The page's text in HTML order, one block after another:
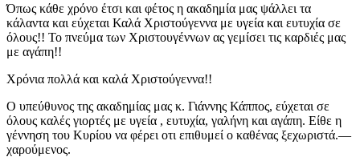
Όπως κάθε χρόνο έτσι και φέτος η ακαδημία μας ψάλλει τα
κάλαντα και εύχεται Καλά Χριστούγεννα με υγεία και ευτυχία σε
όλους!! Το πνεύμα των Χριστουγέννων ας γεμίσει τις καρδιές μας
με αγάπη!!
Χρόνια πολλά και καλά Χριστούγεννα!!
Ο υπεύθυνος της ακαδημίας μας κ. Γιάννης Κάππος, εύχεται σε
όλους καλές γιορτές με υγεία , ευτυχία, γαλήνη και αγάπη. Είθε η
γέννηση του Κυρίου να φέρει οτι επιθυμεί ο καθένας ξεχωριστά.—
χαρούμενος.